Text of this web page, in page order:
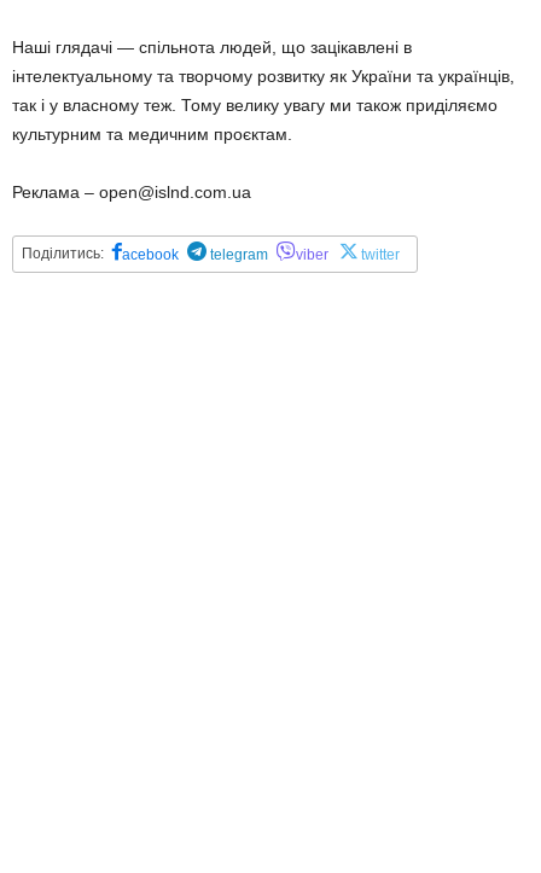
Наші глядачі — спільнота людей, що зацікавлені в
інтелектуальному та творчому розвитку як України та українців,
так і у власному теж. Тому велику увагу ми також приділяємо
культурним та медичним проєктам.
Реклама – open@islnd.com.ua
Поділитись: acebook telegram viber twitter